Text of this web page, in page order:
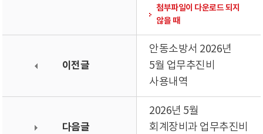
첨부파일이 다운로드 되지
않을 때
이전글
안동소방서 2026년
5월 업무추진비
사용내역
다음글
2026년 5월
회계장비과 업무추진비